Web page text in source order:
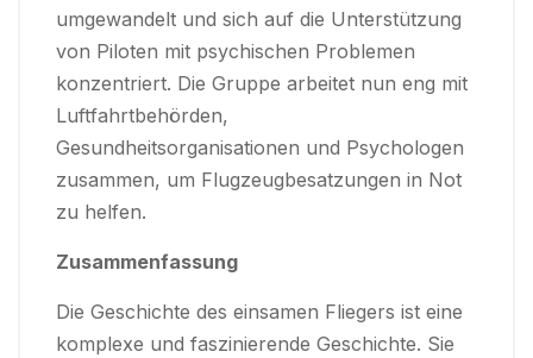
umgewandelt und sich auf die Unterstützung
von Piloten mit psychischen Problemen
konzentriert. Die Gruppe arbeitet nun eng mit
Luftfahrtbehörden,
Gesundheitsorganisationen und Psychologen
zusammen, um Flugzeugbesatzungen in Not
zu helfen.
Zusammenfassung
Die Geschichte des einsamen Fliegers ist eine
komplexe und faszinierende Geschichte. Sie